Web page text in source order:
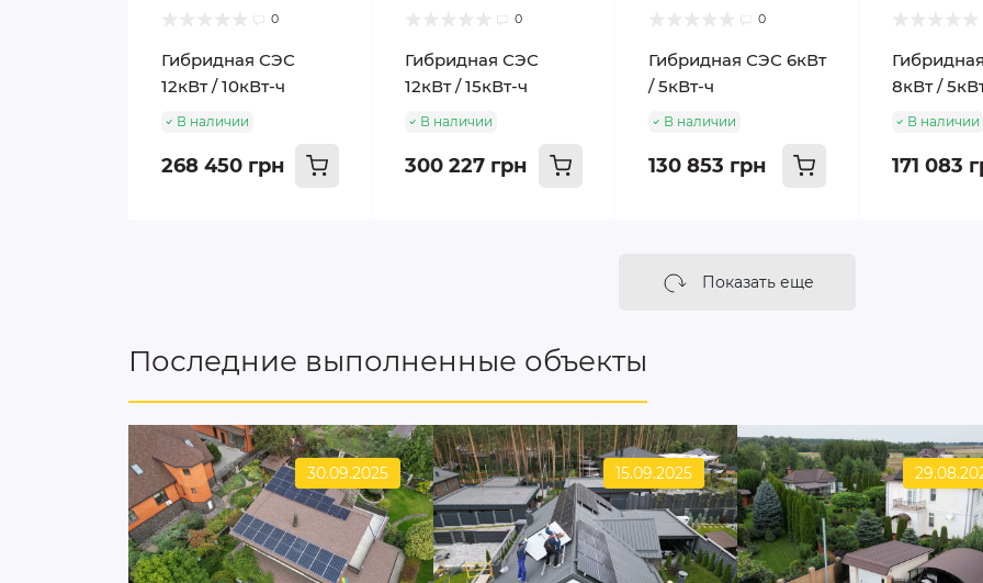
0
Гибридная СЭС
12кВт / 10кВт-ч
В наличии
268 450 грн
0
Гибридная СЭС
12кВт / 15кВт-ч
В наличии
300 227 грн
0
Гибридная СЭС 6кВт
/ 5кВт-ч
В наличии
130 853 грн
8кВт /
В наличии
171 083
Показать еще
Последние выполненные объекты
30.09.2025 15.09.2025